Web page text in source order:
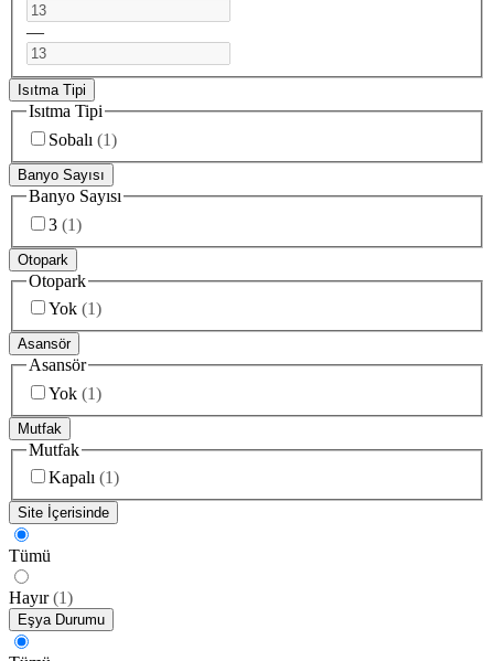
—
Isıtma Tipi
Isıtma Tipi
Sobalı (1)
Banyo Sayısı
Banyo Sayısı
3 (1)
Otopark
Otopark
Yok (1)
Asansör
Asansör
Yok (1)
Mutfak
Mutfak
Kapalı (1)
Site İçerisinde
Tümü
Hayır (1)
Eşya Durumu